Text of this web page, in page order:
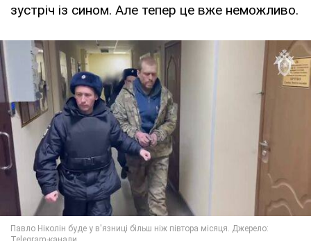
зустріч із сином. Але тепер це вже неможливо.